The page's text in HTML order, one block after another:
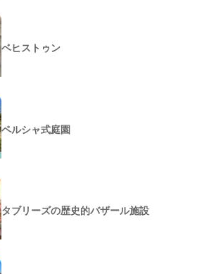
ベヒストゥン
ペルシャ式庭園
タブリーズの歴史的バザール施設